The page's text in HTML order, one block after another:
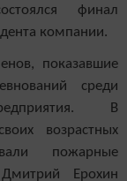
финал
компании.
показавшие
среди
В
возрастных
пожарные
Ерохин